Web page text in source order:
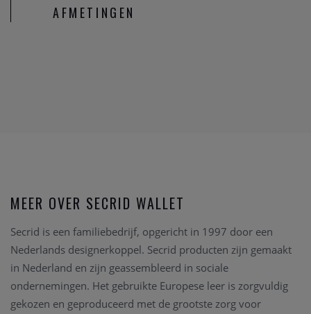
AFMETINGEN
MEER OVER SECRID WALLET
Secrid is een familiebedrijf, opgericht in 1997 door een
Nederlands designerkoppel. Secrid producten zijn gemaakt
in Nederland en zijn geassembleerd in sociale
ondernemingen. Het gebruikte Europese leer is zorgvuldig
gekozen en geproduceerd met de grootste zorg voor